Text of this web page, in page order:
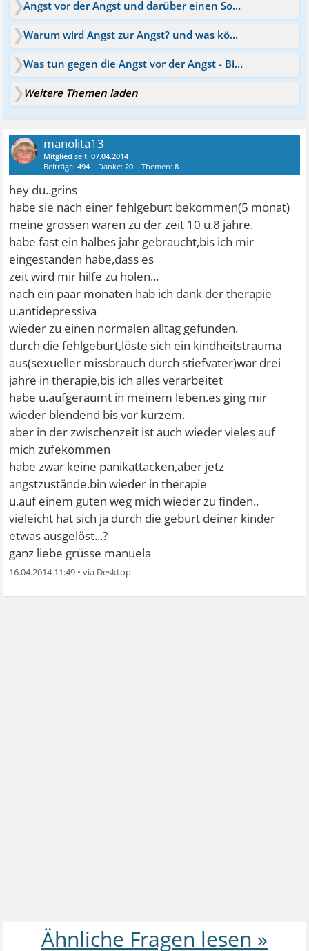
Angst vor der Angst und darüber einen Song schreiben
Warum wird Angst zur Angst? und was können wir tun ?
Was tun gegen die Angst vor der Angst - Bitte Hilfe .
Weitere Themen laden
manolita13
Mitglied seit:07.04.2014
Beiträge:494 Danke:20 Themen:8
hey du..grins
habe sie nach einer fehlgeburt bekommen(5 monat)
meine grossen waren zu der zeit 10 u.8 jahre.
habe fast ein halbes jahr gebraucht,bis ich mir
eingestanden habe,dass es
zeit wird mir hilfe zu holen...
nach ein paar monaten hab ich dank der therapie
u.antidepressiva
wieder zu einen normalen alltag gefunden.
durch die fehlgeburt,löste sich ein kindheitstrauma
aus(sexueller missbrauch durch stiefvater)war drei
jahre in therapie,bis ich alles verarbeitet
habe u.aufgeräumt in meinem leben.es ging mir
wieder blendend bis vor kurzem.
aber in der zwischenzeit ist auch wieder vieles auf
mich zufekommen
habe zwar keine panikattacken,aber jetz
angstzustände.bin wieder in therapie
u.auf einem guten weg mich wieder zu finden..
vieleicht hat sich ja durch die geburt deiner kinder
etwas ausgelöst...?
ganz liebe grüsse manuela
16.04.2014 11:49 •